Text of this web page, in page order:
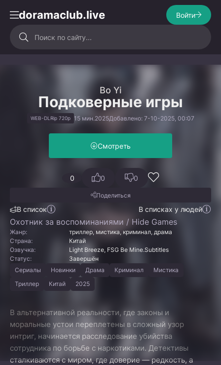
doramaclub.live Войти
Bo Yi
Подковерные игры
WEB-DLRip 720p 15 мин.2025Добавлено: 7-10-2025, 00:07
Смотреть
0
В список В списках у людей
0 0
Поделиться
Охотник за воспоминаниями / Hide Games
Жанр:
триллер, мистика, криминал, драма
Страна:
Китай
Озвучка:
Light Breeze, FSG Be Mine.Subtitles
Статус:
Завершён
Сериалы
Новинки Драма Криминал
Мистика
Триллер
Китай 2025
В альтернативной реальности, где законы и
моральные устои переплетены в сложный узор
интриг, начинается расследование убийства
сотрудника по борьбе с наркотиками. Детективы
сталкиваются с миром, где доверие — редкость, а